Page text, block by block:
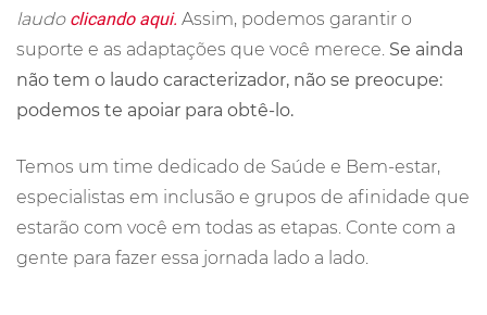
laudo clicando aqui. Assim, podemos garantir o
suporte e as adaptações que você merece. Se ainda
não tem o laudo caracterizador, não se preocupe:
podemos te apoiar para obtê-lo.
Temos um time dedicado de Saúde e Bem-estar,
especialistas em inclusão e grupos de afinidade que
estarão com você em todas as etapas. Conte com a
gente para fazer essa jornada lado a lado.